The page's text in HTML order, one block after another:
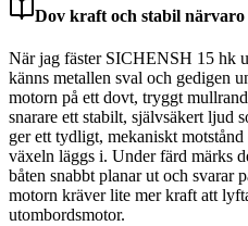
Dov kraft och stabil närvaro
När jag fäster SICHENSH 15 hk
känns metallen sval och gedigen
motorn på ett dovt, tryggt
snarare ett stabilt, självsäkert ljud
ger ett tydligt, mekaniskt
växeln läggs i. Under färd märks
båten snabbt planar ut och svarar
motorn kräver lite mer kraft att
utombordsmotor.